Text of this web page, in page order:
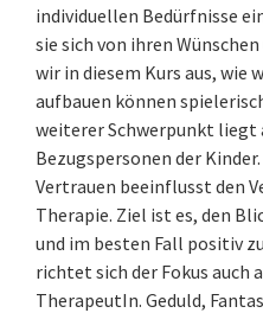
individuellen Bedürfnisse
sie sich von ihren
wir in diesem Kurs aus, wie
aufbauen können
weiterer Schwerpunkt liegt
Bezugspersonen der
Vertrauen beeinflusst den
Therapie. Ziel ist es, den
und im besten Fall positiv
richtet sich der Fokus auch
TherapeutIn. Geduld,